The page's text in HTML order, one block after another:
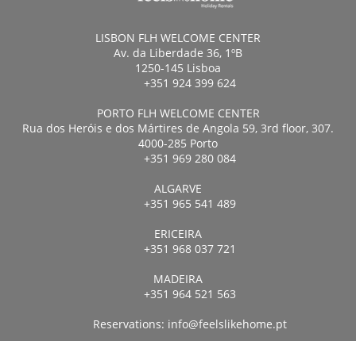
LISBON FLH WELCOME CENTER
Av. da Liberdade 36, 1ºB
1250-145 Lisboa
+351 924 399 624
PORTO FLH WELCOME CENTER
Rua dos Heróis e dos Mártires de Angola 59, 3rd floor, 307.
4000-285 Porto
+351 969 280 084
ALGARVE
+351 965 541 489
ERICEIRA
+351 968 037 721
MADEIRA
+351 964 521 563
Reservations: info@feelslikehome.pt